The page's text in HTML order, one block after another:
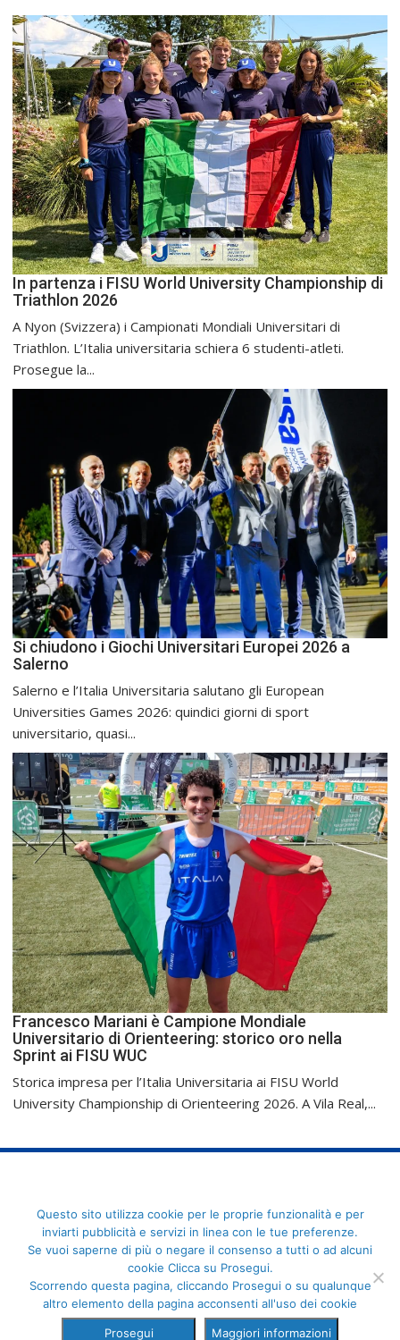
In partenza i FISU World University Championship di
Triathlon 2026
A Nyon (Svizzera) i Campionati Mondiali Universitari di
Triathlon. L’Italia universitaria schiera 6 studenti-atleti.
Prosegue la...
Si chiudono i Giochi Universitari Europei 2026 a
Salerno
Salerno e l’Italia Universitaria salutano gli European
Universities Games 2026: quindici giorni di sport
universitario, quasi...
Francesco Mariani è Campione Mondiale
Universitario di Orienteering: storico oro nella
Sprint ai FISU WUC
Storica impresa per l’Italia Universitaria ai FISU World
University Championship di Orienteering 2026. A Vila Real,...
FederCUSI: Federazione Italiana dello Sport Universitario - Via
Angelo Brofferio, 7 - 00195 Roma - C.F. 80109270589
Questo sito utilizza cookie per le proprie funzionalità e per
inviarti pubblicità e servizi in linea con le tue preferenze.
Se vuoi saperne di più o negare il consenso a tutti o ad alcuni
cookie Clicca su Prosegui.
Scorrendo questa pagina, cliccando Prosegui o su qualunque
altro elemento della pagina acconsenti all'uso dei cookie
Prosegui Maggiori informazioni